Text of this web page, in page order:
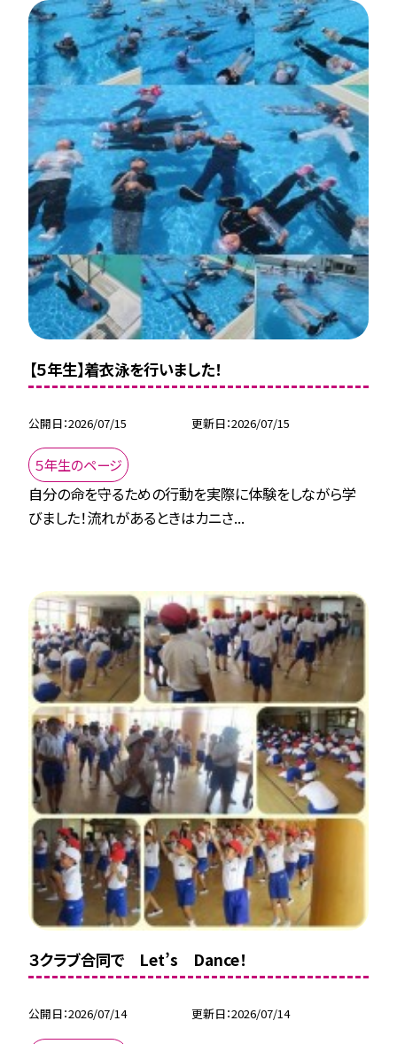
【５年生】着衣泳を行いました！
公開日 2026/07/15 更新日 2026/07/15
５年生のページ
自分の命を守るための行動を実際に体験をしながら学
びました！流れがあるときはカニさ...
３クラブ合同で Let’s Dance！
公開日 2026/07/14 更新日 2026/07/14